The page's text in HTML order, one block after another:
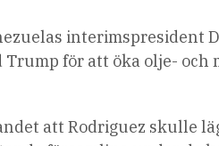
interimspresident
Trump för att öka olje-
att Rodriguez skulle